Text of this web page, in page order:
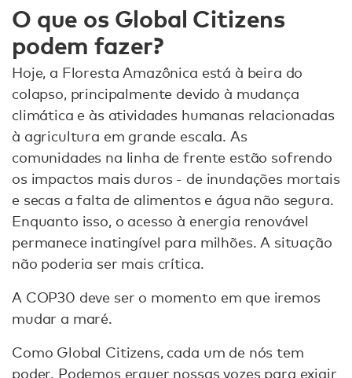
O que os Global Citizens
podem fazer?
Hoje, a Floresta Amazônica está à beira do
colapso, principalmente devido à mudança
climática e às atividades humanas relacionadas
à agricultura em grande escala. As
comunidades na linha de frente estão sofrendo
os impactos mais duros - de inundações mortais
e secas a falta de alimentos e água não segura.
Enquanto isso, o acesso à energia renovável
permanece inatingível para milhões. A situação
não poderia ser mais crítica.
A COP30 deve ser o momento em que iremos
mudar a maré.
Como Global Citizens, cada um de nós tem
poder. Podemos erguer nossas vozes para exigir